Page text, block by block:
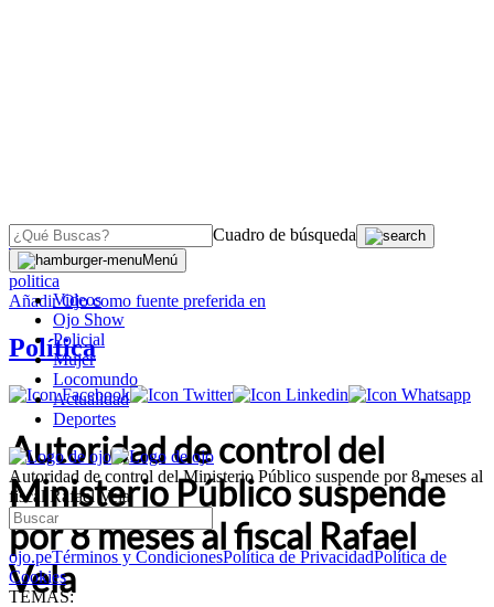
Cuadro de búsqueda
Menú
Videos
Ojo Show
Policial
Mujer
Locomundo
Actualidad
Deportes
Autoridad de control del Ministerio Público suspende por 8 meses al
fiscal Rafael Vela
ojo.peTérminos y CondicionesPolítica de PrivacidadPolítica de
Cookies
TEMAS:
OJO
politica
AñadirOjocomo fuente preferida en
Política
Autoridad de control del
Ministerio Público suspende
por 8 meses al fiscal Rafael
Vela